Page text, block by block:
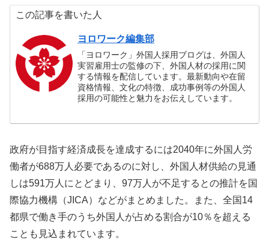
この記事を書いた人
ヨロワーク編集部
「ヨロワーク」外国人採用ブログは、外国人
実習雇用士の監修の下、外国人材の採用に関
する情報を配信しています。最新動向や在留
資格情報、文化の特徴、成功事例等の外国人
採用の可能性と魅力をお伝えしています。
政府が目指す経済成長を達成するには2040年に外国人労
働者が688万人必要であるのに対し、外国人材供給の見通
しは591万人にとどまり、97万人が不足するとの推計を国
際協力機構（JICA）などがまとめました。また、全国14
都県で働き手のうち外国人が占める割合が10％を超える
ことも見込まれています。